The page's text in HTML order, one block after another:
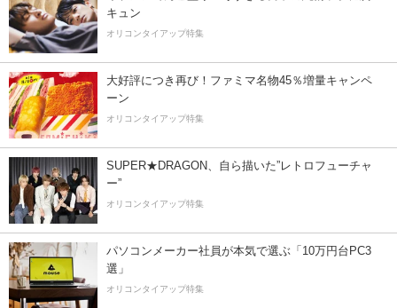
キュン
オリコンタイアップ特集
大好評につき再び！ファミマ名物45％増量キャンペ
ーン
オリコンタイアップ特集
SUPER★DRAGON、自ら描いた”レトロフューチャ
ー”
オリコンタイアップ特集
パソコンメーカー社員が本気で選ぶ「10万円台PC3
選」
オリコンタイアップ特集